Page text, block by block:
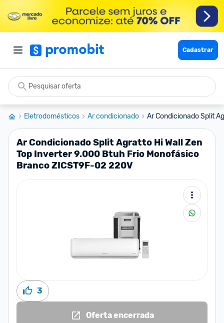
Cadastrar
Eletrodomésticos Ar condicionado Ar Condicionado Split
Ar Condicionado Split Agratto Hi Wall Zen
Top Inverter 9.000 Btuh Frio Monofásico
Branco ZICST9F-02 220V
3
Oferta encerrada